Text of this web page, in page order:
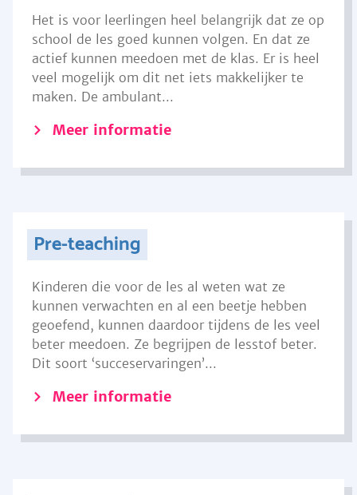
Het is voor leerlingen heel belangrijk dat ze op
school de les goed kunnen volgen. En dat ze
actief kunnen meedoen met de klas. Er is heel
veel mogelijk om dit net iets makkelijker te
maken. De ambulant...
Meer informatie
Pre-teaching
Kinderen die voor de les al weten wat ze
kunnen verwachten en al een beetje hebben
geoefend, kunnen daardoor tijdens de les veel
beter meedoen. Ze begrijpen de lesstof beter.
Dit soort ‘succeservaringen’...
Meer informatie